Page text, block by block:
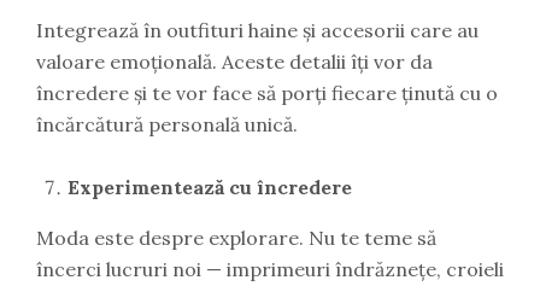
Integrează în outfituri haine și accesorii care au
valoare emoțională. Aceste detalii îți vor da
încredere și te vor face să porți fiecare ținută cu o
încărcătură personală unică.
Experimentează cu încredere
Moda este despre explorare. Nu te teme să
încerci lucruri noi — imprimeuri îndrăznețe, croieli